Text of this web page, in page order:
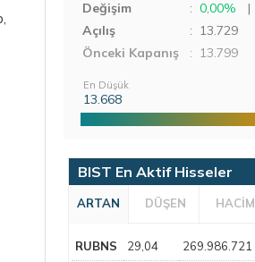
Değişim : 0,00% |
Açılış
: 13.729
Önceki Kapanış
: 13.799
En Düşük
13.668
BIST En Aktif Hisseler
ARTAN DÜŞEN HACİM
RUBNS 29,04 269.986.721